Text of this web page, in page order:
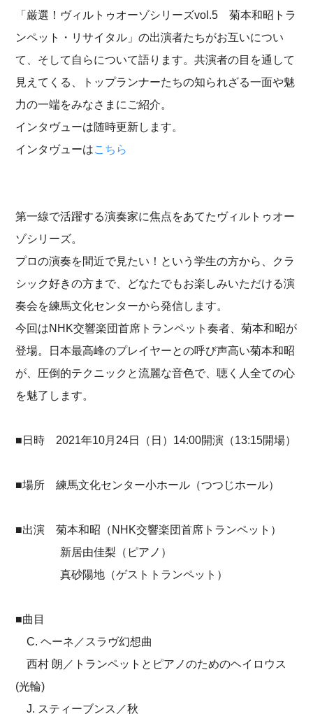
「厳選！ヴィルトゥオーゾシリーズvol.5 菊本和昭トラ
ンペット・リサイタル」の出演者たちがお互いについ
て、そして自らについて語ります。共演者の目を通して
見えてくる、トップランナーたちの知られざる一面や魅
力の一端をみなさまにご紹介。
インタヴューは随時更新します。
インタヴューはこちら
第一線で活躍する演奏家に焦点をあてたヴィルトゥオー
ゾシリーズ。
プロの演奏を間近で見たい！という学生の方から、クラ
シック好きの方まで、どなたでもお楽しみいただける演
奏会を練馬文化センターから発信します。
今回はNHK交響楽団首席トランペット奏者、菊本和昭が
登場。日本最高峰のプレイヤーとの呼び声高い菊本和昭
が、圧倒的テクニックと流麗な音色で、聴く人全ての心
を魅了します。
■日時 2021年10月24日（日）14:00開演（13:15開場）
■場所 練馬文化センター小ホール（つつじホール）
■出演 菊本和昭（NHK交響楽団首席トランペット）
新居由佳梨（ピアノ）
真砂陽地（ゲストトランペット）
■曲目
C. ヘーネ／スラヴ幻想曲
西村 朗／トランペットとピアノのためのヘイロウス
(光輪)
J. スティーブンス／秋